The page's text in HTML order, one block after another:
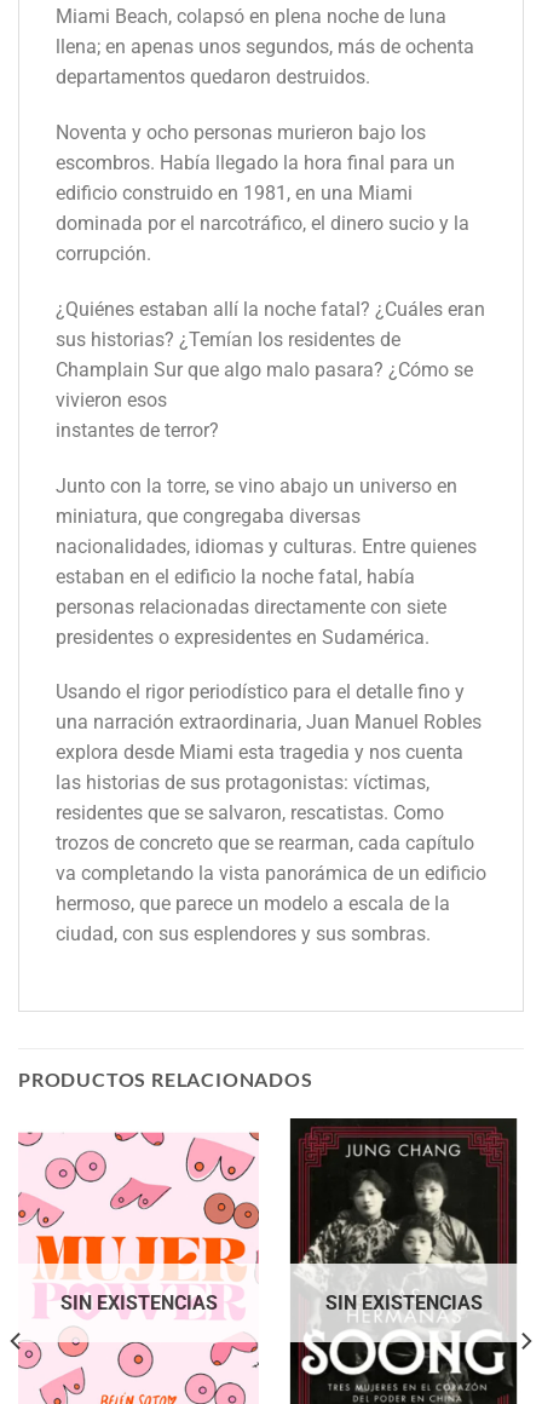
Miami Beach, colapsó en plena noche de luna
llena; en apenas unos segundos, más de ochenta
departamentos quedaron destruidos.
Noventa y ocho personas murieron bajo los
escombros. Había llegado la hora final para un
edificio construido en 1981, en una Miami
dominada por el narcotráfico, el dinero sucio y la
corrupción.
¿Quiénes estaban allí la noche fatal? ¿Cuáles eran
sus historias? ¿Temían los residentes de
Champlain Sur que algo malo pasara? ¿Cómo se
vivieron esos
instantes de terror?
Junto con la torre, se vino abajo un universo en
miniatura, que congregaba diversas
nacionalidades, idiomas y culturas. Entre quienes
estaban en el edificio la noche fatal, había
personas relacionadas directamente con siete
presidentes o expresidentes en Sudamérica.
Usando el rigor periodístico para el detalle fino y
una narración extraordinaria, Juan Manuel Robles
explora desde Miami esta tragedia y nos cuenta
las historias de sus protagonistas: víctimas,
residentes que se salvaron, rescatistas. Como
trozos de concreto que se rearman, cada capítulo
va completando la vista panorámica de un edificio
hermoso, que parece un modelo a escala de la
ciudad, con sus esplendores y sus sombras.
PRODUCTOS RELACIONADOS
SIN EXISTENCIAS SIN EXISTENCIAS